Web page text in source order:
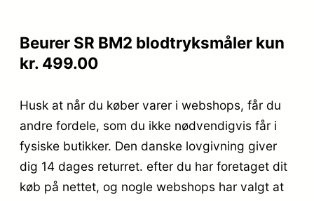
Beurer SR BM2 blodtryksmåler kun
kr. 499.00
Husk at når du køber varer i webshops, får du
andre fordele, som du ikke nødvendigvis får i
fysiske butikker. Den danske lovgivning giver
dig 14 dages returret. efter du har foretaget dit
køb på nettet, og nogle webshops har valgt at